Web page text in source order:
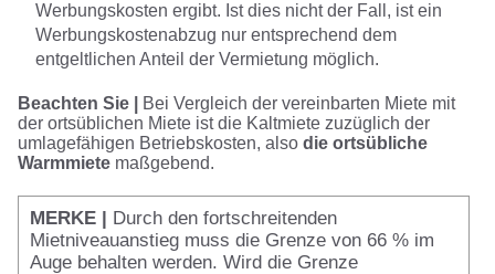
Werbungskosten ergibt. Ist dies nicht der Fall, ist ein
Werbungskostenabzug nur entsprechend dem
entgeltlichen Anteil der Vermietung möglich.
Beachten Sie |
Bei Vergleich der vereinbarten Miete mit
der ortsüblichen Miete ist die Kaltmiete zuzüglich der
umlagefähigen Betriebskosten, also die ortsübliche
Warmmietemaßgebend.
MERKE |
Durch den fortschreitenden
Mietniveauanstieg muss die Grenze von 66 % im
Auge behalten werden. Wird die Grenze